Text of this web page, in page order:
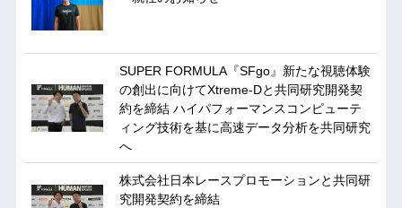
SUPER FORMULA『SFgo』新たな視聴体験
の創出に向けてXtreme-Dと共同研究開発契
約を締結 ハイパフォーマンスコンピューテ
ィング技術を基に⾼速データ分析を共同研究
へ
株式会社日本レースプロモーションと共同研
究開発契約を締結